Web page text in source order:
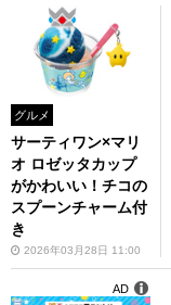
グルメ
サーティワン×マリ
オ ロゼッタカップ
がかわいい！チコの
スプーンチャーム付
き
2026年03月28日 11:00
AD